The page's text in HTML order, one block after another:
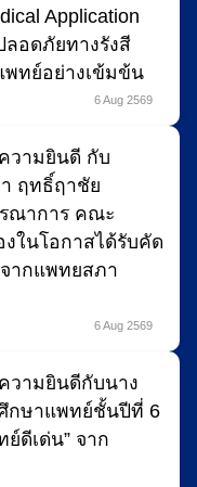
Application
ลอดภัยทางรังสี
พทย์อย่างเข้มข้น
6 Aug 2569
วามยินดี กับ
ฤทธิ์ฤาชัย
ณาการ คณะ
ในโอกาสได้รับคัด
จากแพทยสภา
6 Aug 2569
วามยินดีกับนาง
กษาแพทย์ชั้นปีที่ 6
ดีเด่น” จาก